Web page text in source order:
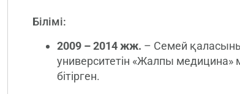
Білімі:
2009 – 2014 жж. – Семей
университетін «Жалпы
бітірген.